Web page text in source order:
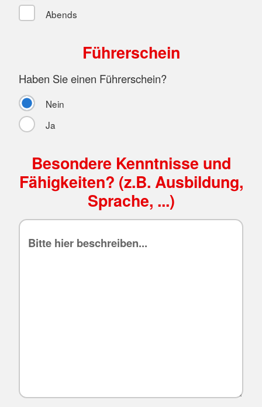
Abends
Führerschein
Haben Sie einen Führerschein?
Nein
Ja
Besondere Kenntnisse und
Fähigkeiten? (z.B. Ausbildung,
Sprache, ...)